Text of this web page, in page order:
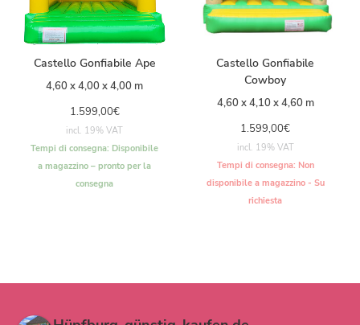
Castello Gonfiabile Ape
4,60 x 4,00 x 4,00 m
1.599,00€
incl. 19% VAT
Tempi di consegna: Disponibile
a magazzino – pronto per la
consegna
Castello Gonfiabile
Cowboy
4,60 x 4,10 x 4,60 m
1.599,00€
incl. 19% VAT
Tempi di consegna: Non
disponibile a magazzino - Su
richiesta